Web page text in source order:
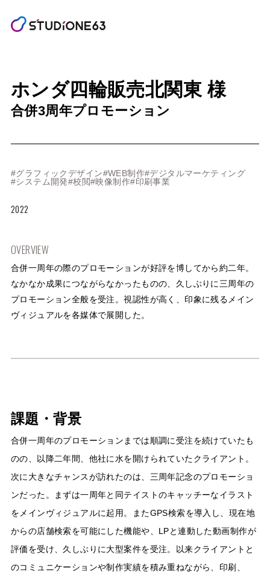
ホンダ四輪販売北関東 様
合併3周年プロモーション
#グラフィックデザイン#WEB制作#デジタルマーケティング
#システム開発#校閲#映像制作#印刷事業
2022
OVERVIEW
合併一周年の際のプロモーションが好評を博してから約二年。
なかなか成果につながらなかったものの、久しぶりに三周年の
プロモーション全般を受注。視認性が高く、印象に残るメイン
ヴィジュアルを各媒体で展開した。
課題・背景
合併一周年のプロモーションまでは順調に受注を続けていたも
のの、以降二年間、他社に水を開けられていたクライアント。
次に大きなチャンスが訪れたのは、三周年記念のプロモーショ
ンだった。まずは一周年と同テイストのキャッチーなイラスト
をメインヴィジュアルに起用。またGPS検索を導入し、現在地
からの店舗検索を可能にした機能や、LPと連動した動画制作が
評価を受け、久しぶりに大型案件を受注。以来クライアントと
のコミュニケーションや制作実績を積み重ねながら、印刷、